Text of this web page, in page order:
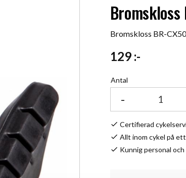
Bromskloss
Bromskloss BR-
129:-
Antal
-
Certifierad
Allt inom cykel på
Kunnig personal